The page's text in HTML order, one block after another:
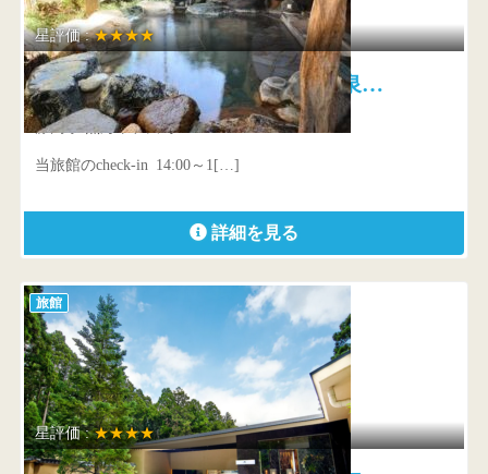
星評価 :★★★★
あたみ石亭 歴史ある熱海温泉…
静岡県 熱海市和田町6-17
当旅館のcheck-in 14:00～1[…]
詳細を見る
旅館
星評価 :★★★★